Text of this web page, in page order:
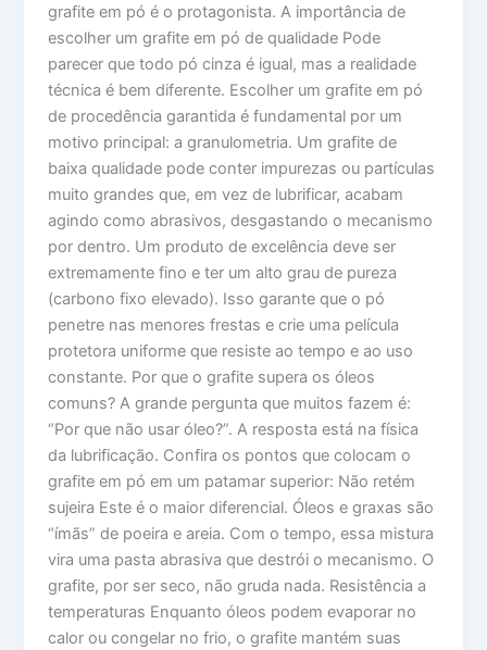
grafite em pó é o protagonista. A importância de
escolher um grafite em pó de qualidade Pode
parecer que todo pó cinza é igual, mas a realidade
técnica é bem diferente. Escolher um grafite em pó
de procedência garantida é fundamental por um
motivo principal: a granulometria. Um grafite de
baixa qualidade pode conter impurezas ou partículas
muito grandes que, em vez de lubrificar, acabam
agindo como abrasivos, desgastando o mecanismo
por dentro. Um produto de excelência deve ser
extremamente fino e ter um alto grau de pureza
(carbono fixo elevado). Isso garante que o pó
penetre nas menores frestas e crie uma película
protetora uniforme que resiste ao tempo e ao uso
constante. Por que o grafite supera os óleos
comuns? A grande pergunta que muitos fazem é:
“Por que não usar óleo?”. A resposta está na física
da lubrificação. Confira os pontos que colocam o
grafite em pó em um patamar superior: Não retém
sujeira Este é o maior diferencial. Óleos e graxas são
“ímãs” de poeira e areia. Com o tempo, essa mistura
vira uma pasta abrasiva que destrói o mecanismo. O
grafite, por ser seco, não gruda nada. Resistência a
temperaturas Enquanto óleos podem evaporar no
calor ou congelar no frio, o grafite mantém suas